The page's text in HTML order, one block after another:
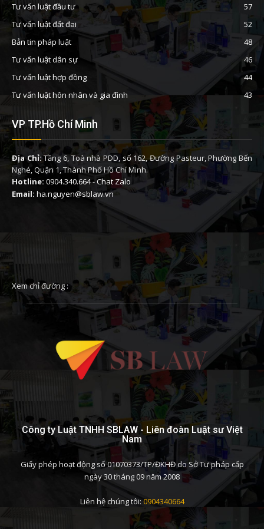
Tư vấn luật đầu tư
57
Tư vấn luật đất đai
52
Bản tin pháp luật
48
Tư vấn luật dân sự
46
Tư vấn luật hợp đồng
44
Tư vấn luật hôn nhân và gia đình
43
VP TP.Hồ Chí Minh
Địa Chỉ:Tầng 6, Toà nhà PDD, số 162, Đường Pasteur, Phường Bến
Nghé, Quận 1, Thành Phố Hồ Chí Minh.
Hotline: 0904.340.664-Chat Zalo
Email: ha.nguyen@sblaw.vn
Xem chỉ đường :
Công ty Luật TNHH SBLAW - Liên đoàn Luật sư Việt
Nam
Giấy phép hoạt động số 01070373/TP/ĐKHĐ do Sở Tư pháp cấp
ngày 30 tháng 09 năm 2008
Liên hệ chúng tôi: 0904340664